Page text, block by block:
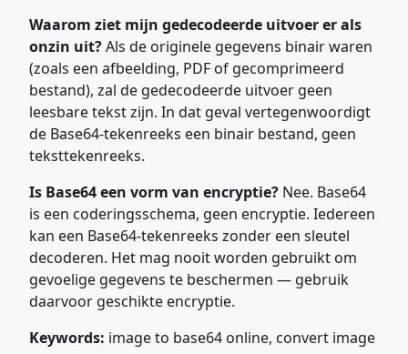
Waarom ziet mijn gedecodeerde uitvoer er als
onzin uit?Als de originele gegevens binair waren
(zoals een afbeelding, PDF of gecomprimeerd
bestand), zal de gedecodeerde uitvoer geen
leesbare tekst zijn. In dat geval vertegenwoordigt
de Base64-tekenreeks een binair bestand, geen
teksttekenreeks.
Is Base64 een vorm van encryptie? Nee. Base64
is een coderingsschema, geen encryptie. Iedereen
kan een Base64-tekenreeks zonder een sleutel
decoderen. Het mag nooit worden gebruikt om
gevoelige gegevens te beschermen — gebruik
daarvoor geschikte encryptie.
Keywords: image to base64 online, convert image